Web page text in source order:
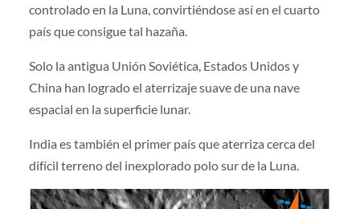
controlado en la Luna, convirtiéndose así en el cuarto
país que consigue tal hazaña.
Solo la antigua Unión Soviética, Estados Unidos y
China han logrado el aterrizaje suave de una nave
espacial en la superficie lunar.
India es también el primer país que aterriza cerca del
difícil terreno del inexplorado polo sur de la Luna.